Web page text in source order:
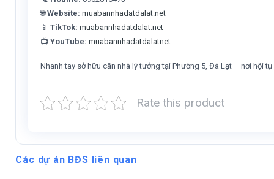
🌐Website: muabannhadatdalat.net
📱TikTok: muabannhadatdalat.net
📺YouTube: muabannhadatdalatnet
Nhanh tay sở hữu căn nhà lý tưởng tại Phường 5, Đà Lạt – nơi hội
Rate this product
Các dự án BĐS liên quan